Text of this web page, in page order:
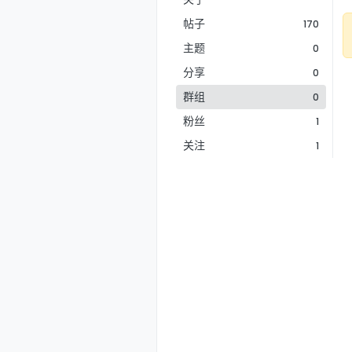
帖子
170
主题 0
分享 0
群组 0
粉丝 1
关注 1